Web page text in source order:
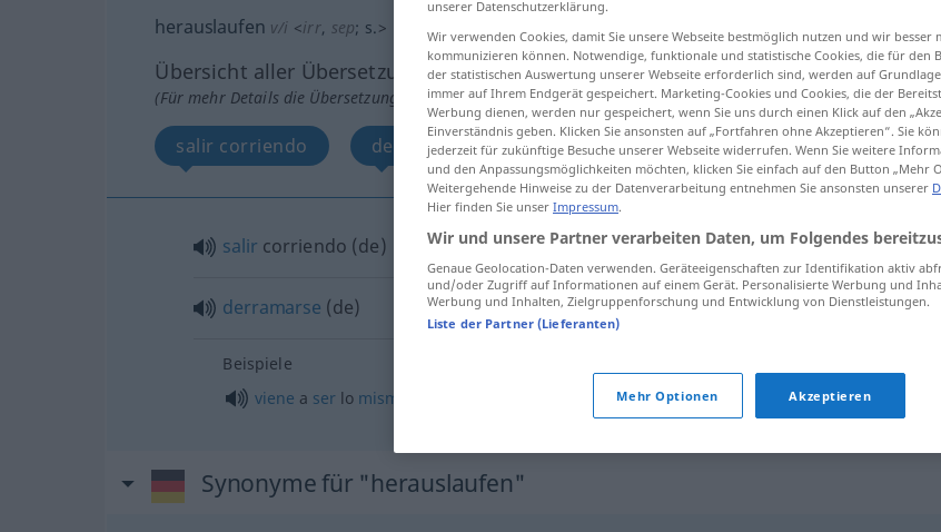
herauslaufen v/i <irr, sep; s.>
Übersicht aller Übersetzungen
(Für mehr Details die Übersetzung anklicken/antippen)
salir corriendo derramarse Weitere Beispiele...
salir corriendo (de) herauslaufen aus
derramarse (de) herauslaufen aus(≈ herausfließen)
Beispiele
viene a serlo mismo dasläuft auf das Gleiche
Synonyme für "herauslaufen"
unserer Datenschutzerklärung.
Wir verwenden Cookies, damit Sie unsere Webseite bestmöglich nutzen und wir besser
kommunizieren können. Notwendige, funktionale und statistische Cookies, die für den
der statistischen Auswertung unserer Webseite erforderlich sind, werden auf
immer auf Ihrem Endgerät gespeichert. Marketing-Cookies und Cookies, die der
Werbung dienen, werden nur gespeichert, wenn Sie uns durch einen Klick auf den
Einverständnis geben. Klicken Sie ansonsten auf „Fortfahren ohne Akzeptieren“. Sie
jederzeit für zukünftige Besuche unserer Webseite widerrufen. Wenn Sie weitere
und den Anpassungsmöglichkeiten möchten, klicken Sie einfach auf den Button „Mehr
Weitergehende Hinweise zu der Datenverarbeitung entnehmen Sie ansonsten unserer
Hier finden Sie unser Impressum.
Wir und unsere Partner verarbeiten Daten, um Folgendes
Genaue Geolocation-Daten verwenden. Geräteeigenschaften zur Identifikation aktiv
und/oder Zugriff auf Informationen auf einem Gerät. Personalisierte Werbung und
Werbung und Inhalten, Zielgruppenforschung und Entwicklung von Dienstleistungen.
Liste der Partner (Lieferanten)
Mehr Optionen Akzeptieren